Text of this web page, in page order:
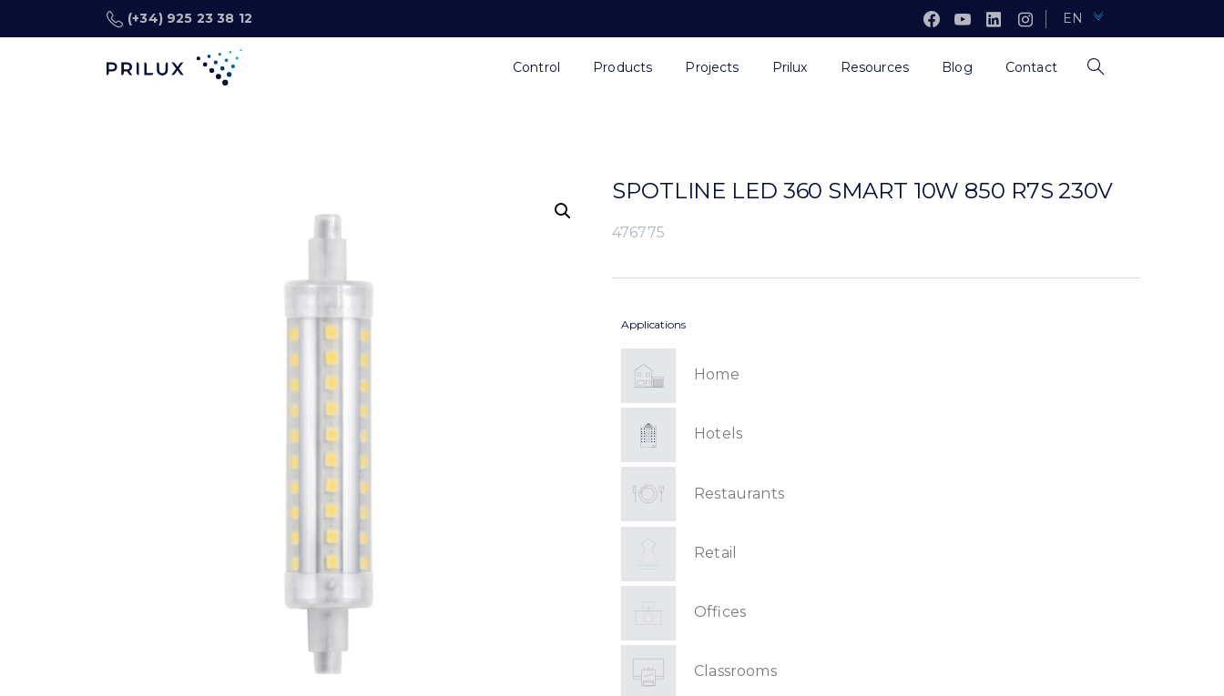
(+34) 925 23 38 12 EN
Control Products Projects Prilux Resources Blog Contact
SPOTLINE LED 360 SMART 10W 850 R7S 230V
476775
Applications
Home
Hotels
Restaurants
Retail
Offices
Classrooms